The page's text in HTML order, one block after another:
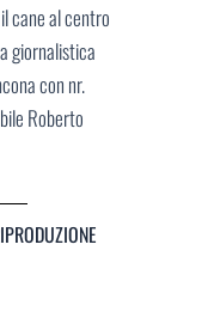
cane al centro
giornalistica
con nr.
Roberto